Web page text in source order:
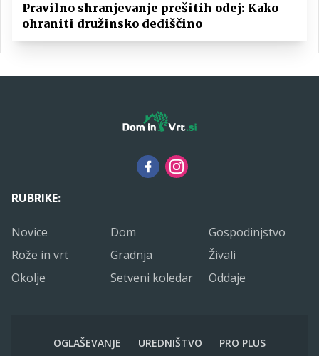
Pravilno shranjevanje prešitih odej: Kako
ohraniti družinsko dediščino
RUBRIKE:
Novice Dom
Gospodinjstvo
Rože in vrt
Gradnja
Živali
Okolje
Setveni koledar Oddaje
OGLAŠEVANJE UREDNIŠTVO PRO PLUS